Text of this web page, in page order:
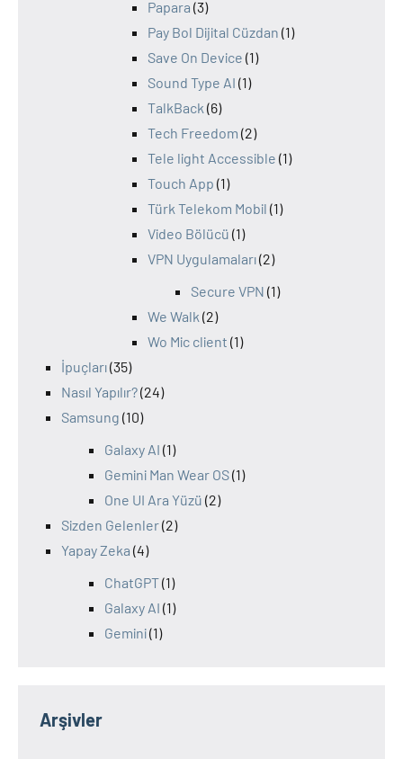
Papara (3)
Pay Bol Dijital Cüzdan (1)
Save On Device (1)
Sound Type AI (1)
TalkBack (6)
Tech Freedom (2)
Tele light Accessible (1)
Touch App (1)
Türk Telekom Mobil (1)
Video Bölücü (1)
VPN Uygulamaları(2)
Secure VPN (1)
We Walk (2)
Wo Mic client (1)
İpuçları(35)
Nasıl Yapılır?(24)
Samsung (10)
Galaxy AI (1)
Gemini Man Wear OS(1)
One UI Ara Yüzü (2)
Sizden Gelenler(2)
Yapay Zeka (4)
ChatGPT(1)
Galaxy AI (1)
Gemini(1)
Arşivler